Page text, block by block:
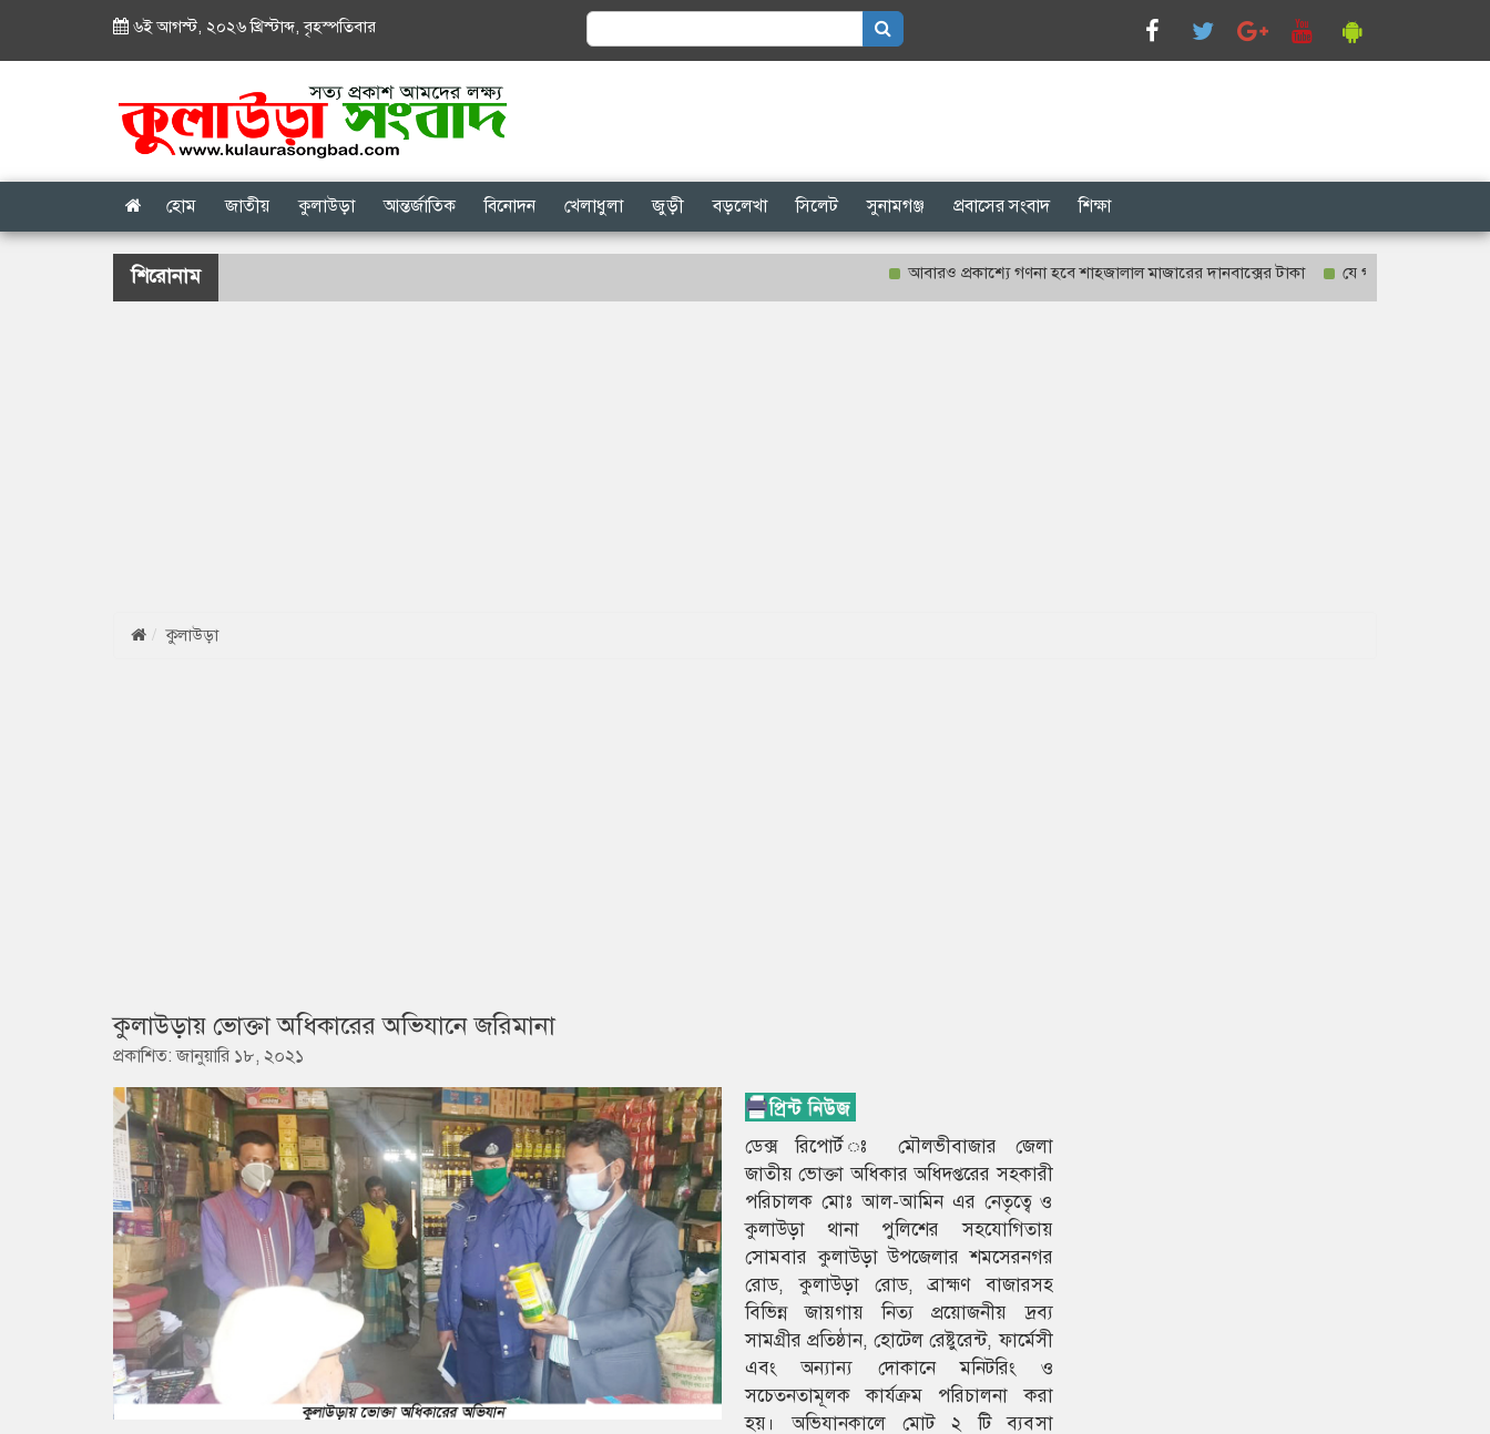
৬ই আগস্ট, ২০২৬ খ্রিস্টাব্দ,বৃহস্পতিবার
Search
for:
হোম জাতীয় কুলাউড়া আন্তর্জাতিক বিনোদন খেলাধুলা জুড়ী বড়লেখা সিলেট সুনামগঞ্জ প্রবাসের সংবাদ শিক্ষা
শিরোনাম আবারও প্রকাশ্যে গণনা হবে শাহজালাল মাজারের দানবাক্সের টাকা যে গানগুলো আজও ফিরিয়ে নেয়
কুলাউড়া
কুলাউড়ায় ভোক্তা অধিকারের অভিযানে জরিমানা
প্রকাশিত: জানুয়ারি ১৮, ২০২১
ডেক্স রিপোর্ট ঃ মৌলভীবাজার জেলা
জাতীয় ভোক্তা অধিকার অধিদপ্তরের সহকারী
পরিচালক মোঃ আল-আমিন এর নেতৃত্বে ও
কুলাউড়া থানা পুলিশের সহযোগিতায়
সোমবার কুলাউড়া উপজেলার শমসেরনগর
রোড, কুলাউড়া রোড, ব্রাহ্মণ বাজারসহ
বিভিন্ন জায়গায় নিত্য প্রয়োজনীয় দ্রব্য
সামগ্রীর প্রতিষ্ঠান, হোটেল রেষ্টুরেন্ট, ফার্মেসী
এবং অন্যান্য দোকানে মনিটরিং ও
সচেতনতামূলক কার্যক্রম পরিচালনা করা
হয়। অভিযানকালে মোট ২ টি ব্যবসা